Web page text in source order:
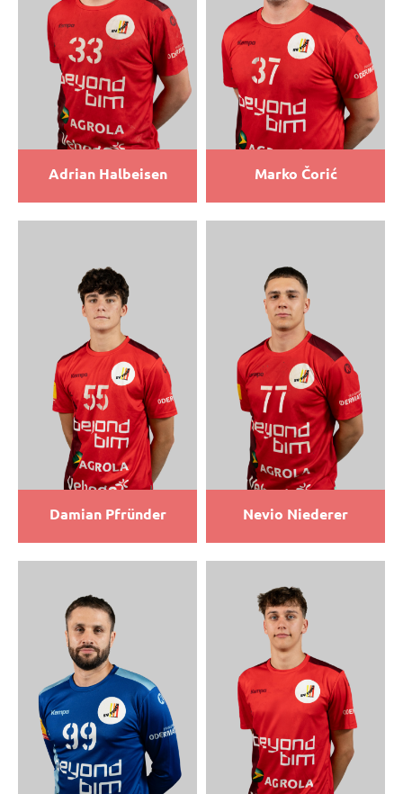
Adrian Halbeisen Marko Čorić
Damian Pfründer Nevio Niederer